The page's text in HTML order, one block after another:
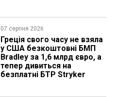
07 серпня 2026
Греція свого часу не взяла
у США безкоштовні БМП
Bradley за 1,6 млрд євро, а
тепер дивиться на
безплатні БТР Stryker